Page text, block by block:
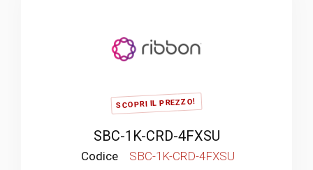
SCOPRI IL PREZZO!
SBC-1K-CRD-4FXSU
Codice
SBC-1K-CRD-4FXSU